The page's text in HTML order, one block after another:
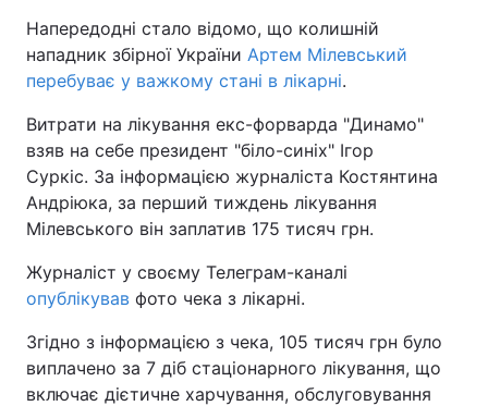
Напередодні стало відомо, що колишній
нападник збірної України Артем Мілевський
перебуває у важкому стані в лікарні.
Витрати на лікування екс-форварда "Динамо"
взяв на себе президент "біло-синіх" Ігор
Суркіс. За інформацією журналіста Костянтина
Андріюка, за перший тиждень лікування
Мілевського він заплатив 175 тисяч грн.
Журналіст у своєму Телеграм-каналі
опублікував фото чека з лікарні.
Згідно з інформацією з чека, 105 тисяч грн було
виплачено за 7 діб стаціонарного лікування, що
включає дієтичне харчування, обслуговування